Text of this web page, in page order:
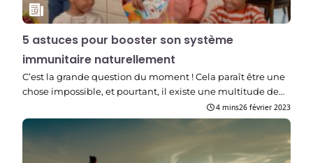
5 astuces pour booster son système
immunitaire naturellement
C’est la grande question du moment ! Cela paraît être une
chose impossible, et pourtant, il existe une multitude de…
4 mins26 février 2023